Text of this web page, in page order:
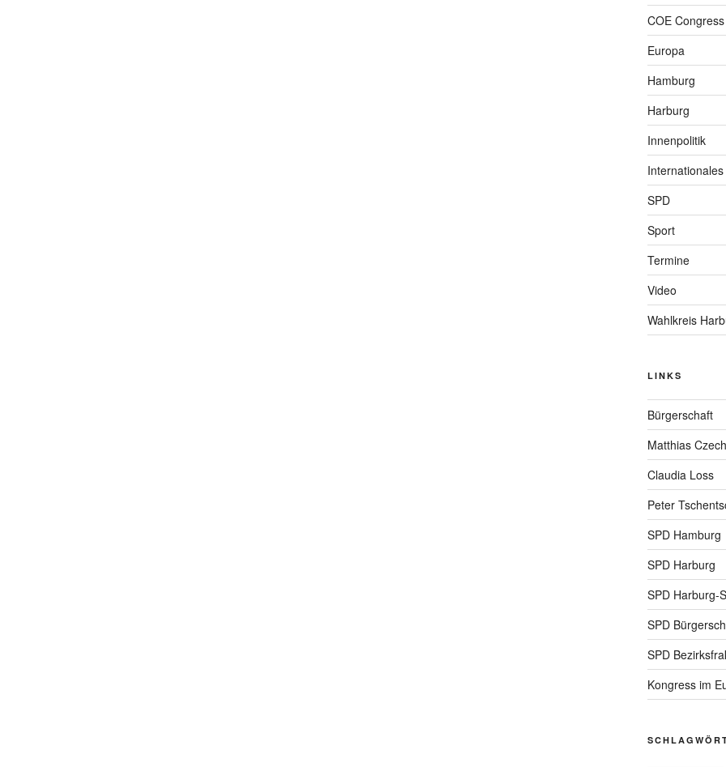
COE Congress
Europa
Hamburg
Harburg
Innenpolitik
Internationales
SPD
Sport
Termine
Video
Wahlkreis
LINKS
Bürgerschaft
Matthias Czech
Claudia Loss
Peter
SPD Hamburg
SPD Harburg
SPD Harburg-
SPD
SPD
Kongress im